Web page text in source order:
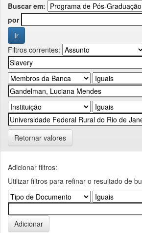
Buscar em:
por
Filtros correntes:
Retornar valores
Adicionar filtros:
Utilizar filtros para refinar o resultado de